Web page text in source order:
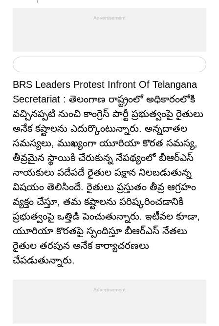
BRS Leaders Protest Infront Of Telangana
Secretariat : తెలంగాణ రాష్ట్రంలో అధికారంలోకి
వచ్చినప్పటి నుంచి కాంగ్రెస్ పార్టీ ప్రభుత్వంపై రైతులు
అనేక కష్టాలను ఎదుర్కొంటున్నారు. అన్నదాతల
సమస్యలు, ముఖ్యంగా యూరియా కొరత సమస్య,
తీవ్రమైన స్థాయికి చేరుకున్న నేపథ్యంలో బీఆర్ఎస్
నాయకులు పదేపదే రైతుల పక్షాన నిలబడుతున్న
విషయం తెలిసిందే. రైతులు ప్రస్తుతం తీవ్ర ఆగ్రహం
వ్యక్తం చేస్తూ, తమ కష్టాలను పరిష్కరించడానికి
ప్రభుత్వంపై ఒత్తిడి పెంచుతున్నారు. ఇటీవల కూడా,
యూరియా కొరతపై స్పందిస్తూ బీఆర్ఎస్ నేతలు
రైతుల తరపున అనేక కార్యాచరణలు
చేపడుతున్నారు.